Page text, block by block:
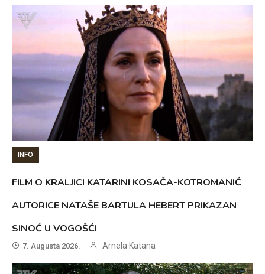
INFO
FILM O KRALJICI KATARINI KOSAČA-KOTROMANIĆ
AUTORICE NATAŠE BARTULA HEBERT PRIKAZAN
SINOĆ U VOGOŠĆI
7. Augusta 2026. Arnela Katana